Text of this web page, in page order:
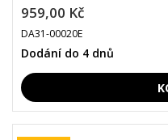
959,00 Kč
DA31-00020E
Dodání do 4 dnů